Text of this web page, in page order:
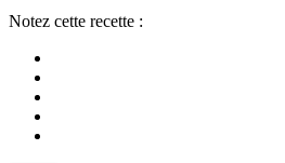
Notez cette recette :